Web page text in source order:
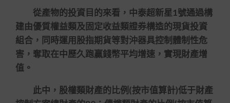
從產物的投資目的來看，中泰超新星1號通過構
建由優質權益類及固定收益類證券構造的現貨投資
組合，同時運用股指期貨等對沖器具控制體制性危
害，奪取在中歷久跑贏錢幣平均增速，實現財產增
值。
此中，股權類財產的比例(按市值算計)低于財產